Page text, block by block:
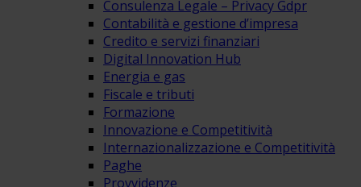
Consulenza Legale – Privacy Gdpr
Contabilità e gestione d’impresa
Credito e servizi finanziari
Digital Innovation Hub
Energia e gas
Fiscale e tributi
Formazione
Innovazione e Competitività
Internazionalizzazione e Competitività
Paghe
Provvidenze